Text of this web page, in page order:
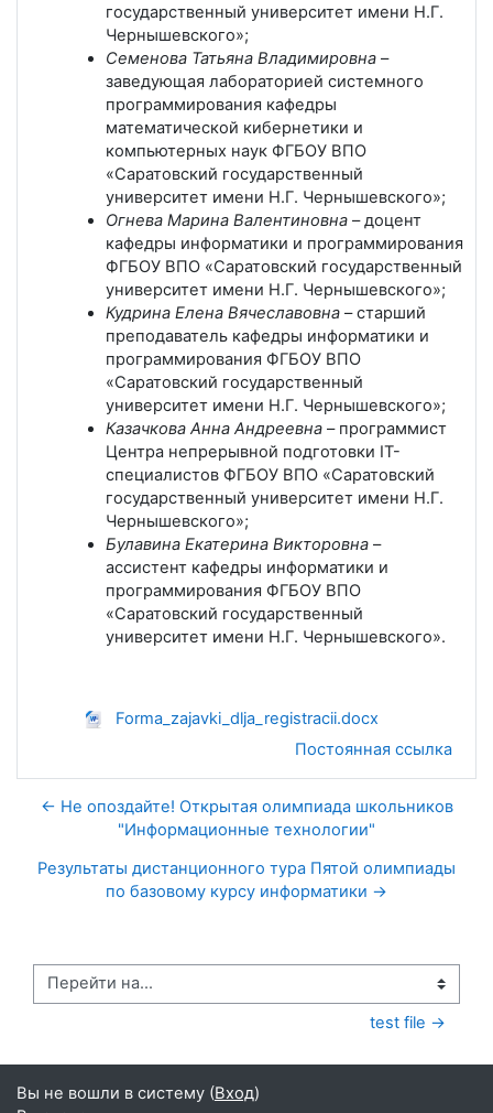
государственный университет имени Н.Г.
Чернышевского»;
Семенова Татьяна Владимировна –
заведующая лабораторией системного
программирования кафедры
математической кибернетики и
компьютерных наук ФГБОУ ВПО
«Саратовский государственный
университет имени Н.Г. Чернышевского»;
Огнева Марина Валентиновна – доцент
кафедры информатики и программирования
ФГБОУ ВПО «Саратовский государственный
университет имени Н.Г. Чернышевского»;
Кудрина Елена Вячеславовна – старший
преподаватель кафедры информатики и
программирования ФГБОУ ВПО
«Саратовский государственный
университет имени Н.Г. Чернышевского»;
Казачкова Анна Андреевна – программист
Центра непрерывной подготовки IT-
специалистов ФГБОУ ВПО «Саратовский
государственный университет имени Н.Г.
Чернышевского»;
Булавина Екатерина Викторовна –
ассистент кафедры информатики и
программирования ФГБОУ ВПО
«Саратовский государственный
университет имени Н.Г. Чернышевского».
Forma_zajavki_dlja_registracii.docx
Постоянная ссылка
← Не опоздайте! Открытая олимпиада школьников
"Информационные технологии"
Результаты дистанционного тура Пятой олимпиады
по базовому курсу информатики →
Перейти на...
test file →
Вы не вошли в систему (Вход)